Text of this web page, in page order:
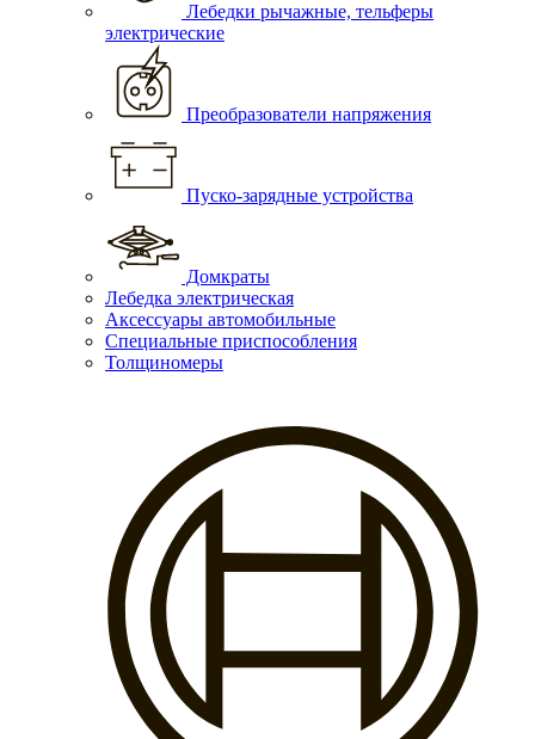
Лебедки рычажные, тельферы
электрические
Преобразователи напряжения
Пуско-зарядные устройства
Домкраты
Лебедка электрическая
Аксессуары автомобильные
Специальные приспособления
Толщиномеры